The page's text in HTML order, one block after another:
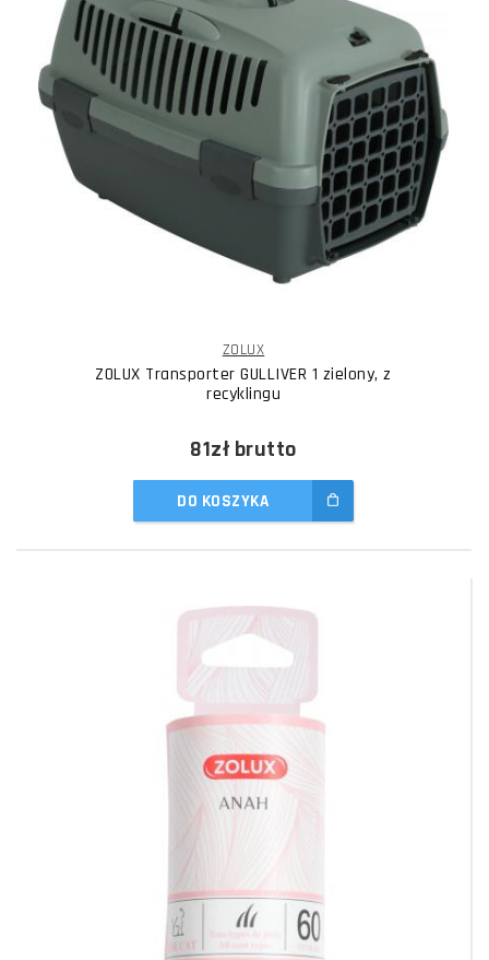
ZOLUX
ZOLUX Transporter GULLIVER 1 zielony, z
recyklingu
81złbrutto
DO KOSZYKA